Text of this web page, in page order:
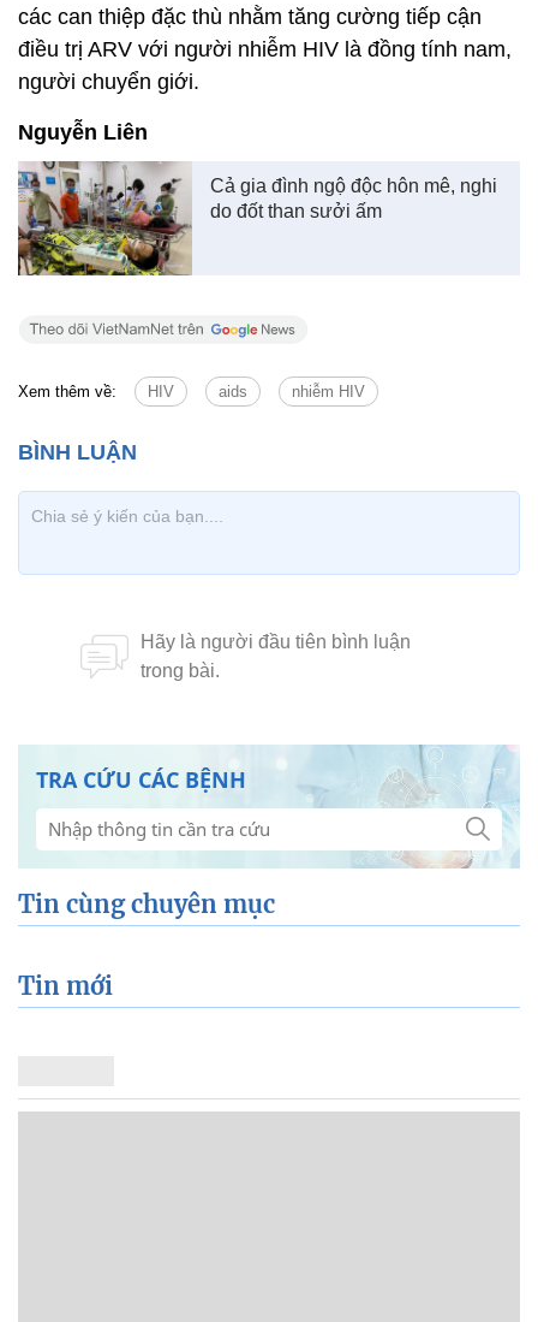
các can thiệp đặc thù nhằm tăng cường tiếp cận
điều trị ARV với người nhiễm HIV là đồng tính nam,
người chuyển giới.
Nguyễn Liên
Cả gia đình ngộ độc hôn mê, nghi
do đốt than sưởi ấm
Xem thêm về: HIV aids nhiễm HIV
TRA CỨU CÁC BỆNH
Tin cùng chuyên mục
Tin mới